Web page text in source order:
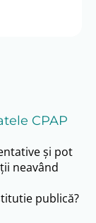
CPAP
și pot
neavând
publică?